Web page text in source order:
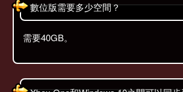
數位版需要多少空間？
需要40GB。